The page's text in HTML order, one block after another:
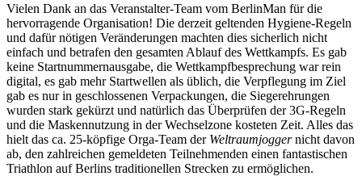
Vielen Dank an das Veranstalter-Team vom BerlinMan für die
hervorragende Organisation! Die derzeit geltenden Hygiene-Regeln
und dafür nötigen Veränderungen machten dies sicherlich nicht
einfach und betrafen den gesamten Ablauf des Wettkampfs. Es gab
keine Startnummernausgabe, die Wettkampfbesprechung war rein
digital, es gab mehr Startwellen als üblich, die Verpflegung im Ziel
gab es nur in geschlossenen Verpackungen, die Siegerehrungen
wurden stark gekürzt und natürlich das Überprüfen der 3G-Regeln
und die Maskennutzung in der Wechselzone kosteten Zeit. Alles das
hielt das ca. 25-köpfige Orga-Team der Weltraumjoggernicht davon
ab, den zahlreichen gemeldeten Teilnehmenden einen fantastischen
Triathlon auf Berlins traditionellen Strecken zu ermöglichen.